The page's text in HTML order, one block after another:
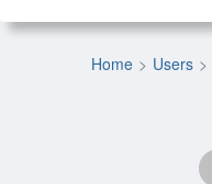
Home Users